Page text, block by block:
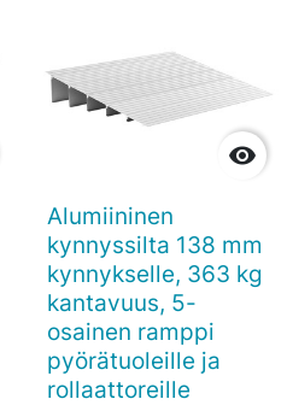

Alumiininen
kynnyssilta 138 mm
kynnykselle, 363 kg
kantavuus, 5-
osainen ramppi
pyörätuoleille ja
rollaattoreille